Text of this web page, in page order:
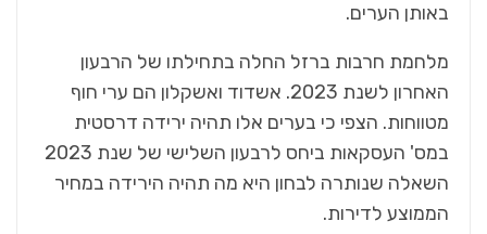
באותן הערים.
מלחמת חרבות ברזל החלה בתחילתו של הרבעון
האחרון לשנת 2023. אשדוד ואשקלון הם ערי חוף
מטווחות. הצפי כי בערים אלו תהיה ירידה דרסטית
במס' העסקאות ביחס לרבעון השלישי של שנת 2023
השאלה שנותרה לבחון היא מה תהיה הירידה במחיר
הממוצע לדירות.